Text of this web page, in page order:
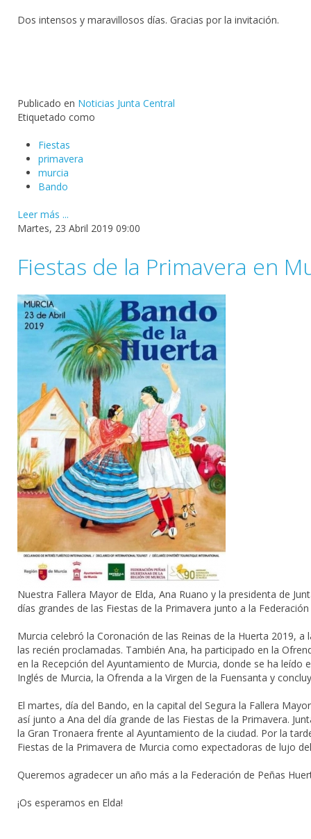
Dos intensos y maravillosos días. Gracias por la invitación.
Publicado en Noticias Junta Central
Etiquetado como
Fiestas
primavera
murcia
Bando
Leer más ...
Martes, 23 Abril 2019 09:00
Fiestas de la Primavera en
Nuestra Fallera Mayor de Elda, Ana Ruano y la presidenta de
días grandes de las Fiestas de la Primavera junto a la
Murcia celebró la Coronación de las Reinas de la Huerta 2019,
las recién proclamadas. También Ana, ha participado en la
en la Recepción del Ayuntamiento de Murcia, donde se ha leído
Inglés de Murcia, la Ofrenda a la Virgen de la Fuensanta y
El martes, día del Bando, en la capital del Segura la Fallera
así junto a Ana del día grande de las Fiestas de la Primavera.
la Gran Tronaera frente al Ayuntamiento de la ciudad. Por la
Fiestas de la Primavera de Murcia como expectadoras de lujo
Queremos agradecer un año más a la Federación de Peñas
¡Os esperamos en Elda!